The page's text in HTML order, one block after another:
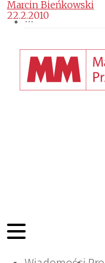
Marcin Bieńkowski
22.2.2010